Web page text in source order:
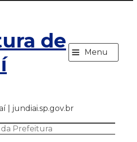
de ≡ Menu
| jundiai.sp.gov.br